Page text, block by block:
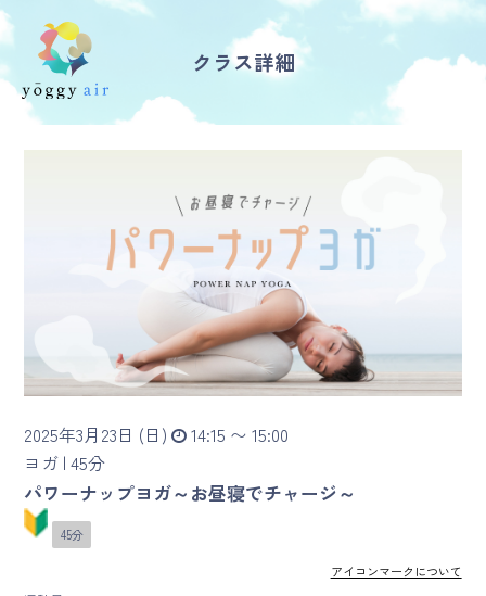
受講の流れ
インストラクター一覧
FAQ / お問い合わせ
yoggy store
yoggy mommy
マイページ
クラス詳細
2025年3月23日 (日)
14:15 〜 15:00
ヨガ | 45分
パワーナップヨガ～お昼寝でチャージ～
45分
アイコンマークについて